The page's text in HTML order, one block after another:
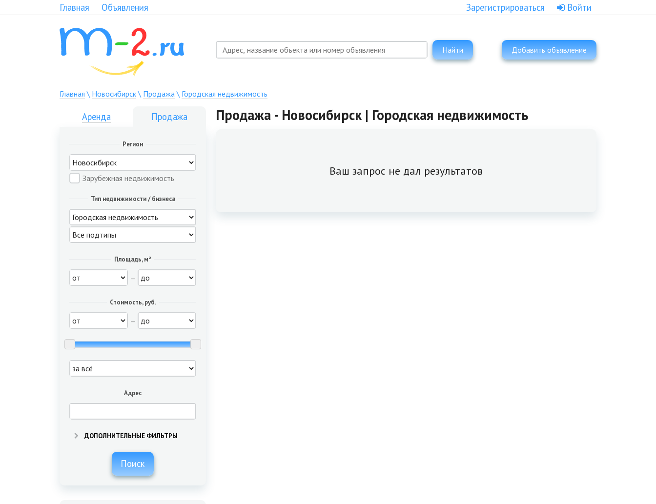
Главная Объявления Зарегистрироваться Войти
Найти Добавить объявление
Главная \ Новосибирск\ Продажа\ Городская недвижимость
Аренда Продажа
Регион
Зарубежная недвижимость
Тип недвижимости / бизнеса
Площадь, м²
—
Стоимость, руб.
—
Адрес
ДОПОЛНИТЕЛЬНЫЕ ФИЛЬТРЫ
Поиск
Продажа - Новосибирск | Городская недвижимость
Ваш запрос не дал результатов